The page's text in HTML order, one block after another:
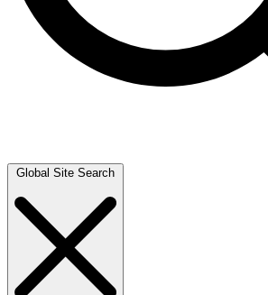
Global Site Search